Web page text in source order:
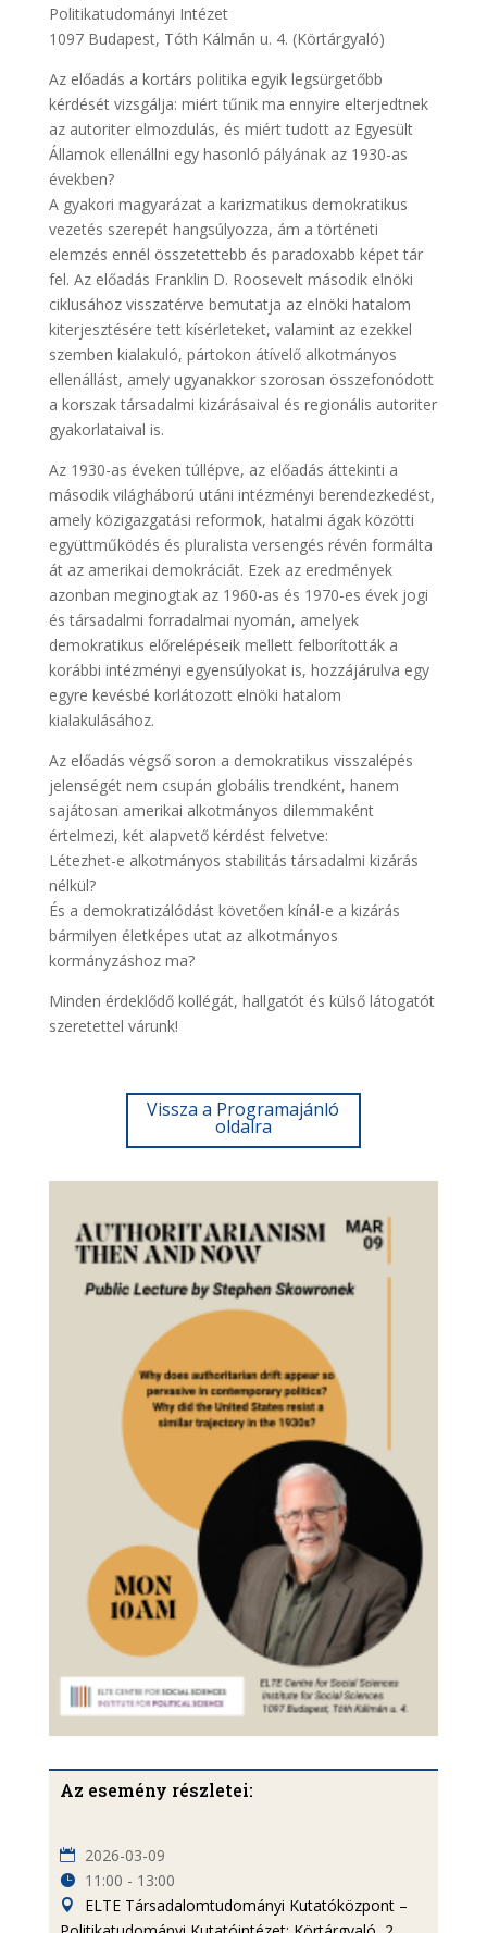
Politikatudományi Intézet
1097 Budapest, Tóth Kálmán u. 4. (Körtárgyaló)
Az előadás a kortárs politika egyik legsürgetőbb
kérdését vizsgálja: miért tűnik ma ennyire elterjedtnek
az autoriter elmozdulás, és miért tudott az Egyesült
Államok ellenállni egy hasonló pályának az 1930-as
években?
A gyakori magyarázat a karizmatikus demokratikus
vezetés szerepét hangsúlyozza, ám a történeti
elemzés ennél összetettebb és paradoxabb képet tár
fel. Az előadás Franklin D. Roosevelt második elnöki
ciklusához visszatérve bemutatja az elnöki hatalom
kiterjesztésére tett kísérleteket, valamint az ezekkel
szemben kialakuló, pártokon átívelő alkotmányos
ellenállást, amely ugyanakkor szorosan összefonódott
a korszak társadalmi kizárásaival és regionális autoriter
gyakorlataival is.
Az 1930-as éveken túllépve, az előadás áttekinti a
második világháború utáni intézményi berendezkedést,
amely közigazgatási reformok, hatalmi ágak közötti
együttműködés és pluralista versengés révén formálta
át az amerikai demokráciát. Ezek az eredmények
azonban meginogtak az 1960-as és 1970-es évek jogi
és társadalmi forradalmai nyomán, amelyek
demokratikus előrelépéseik mellett felborították a
korábbi intézményi egyensúlyokat is, hozzájárulva egy
egyre kevésbé korlátozott elnöki hatalom
kialakulásához.
Az előadás végső soron a demokratikus visszalépés
jelenségét nem csupán globális trendként, hanem
sajátosan amerikai alkotmányos dilemmaként
értelmezi, két alapvető kérdést felvetve:
Létezhet-e alkotmányos stabilitás társadalmi kizárás
nélkül?
És a demokratizálódást követően kínál-e a kizárás
bármilyen életképes utat az alkotmányos
kormányzáshoz ma?
Minden érdeklődő kollégát, hallgatót és külső látogatót
szeretettel várunk!
Vissza a Programajánló
oldalra
Az esemény részletei:
2026-03-09
11:00 - 13:00
ELTE Társadalomtudományi Kutatóközpont –